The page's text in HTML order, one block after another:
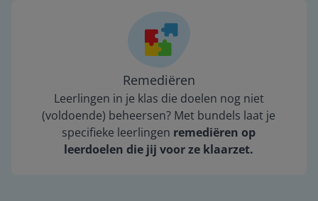
Remediëren
Leerlingen in je klas die doelen nog niet
(voldoende) beheersen? Met bundels laat je
specifieke leerlingen remediëren op
leerdoelen die jij voor ze klaarzet.